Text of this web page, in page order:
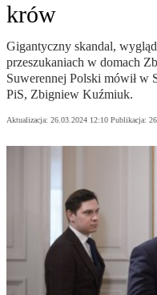
krów
Gigantyczny skandal,
przeszukaniach w domach
Suwerennej Polski mówił w
PiS, Zbigniew Kuźmiuk.
Aktualizacja: 26.03.2024 12:10 Publikacja: